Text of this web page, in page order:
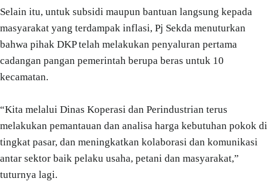
Selain itu, untuk subsidi maupun bantuan langsung kepada
masyarakat yang terdampak inflasi, Pj Sekda menuturkan
bahwa pihak DKP telah melakukan penyaluran pertama
cadangan pangan pemerintah berupa beras untuk 10
kecamatan.
“Kita melalui Dinas Koperasi dan Perindustrian terus
melakukan pemantauan dan analisa harga kebutuhan pokok di
tingkat pasar, dan meningkatkan kolaborasi dan komunikasi
antar sektor baik pelaku usaha, petani dan masyarakat,”
tuturnya lagi.